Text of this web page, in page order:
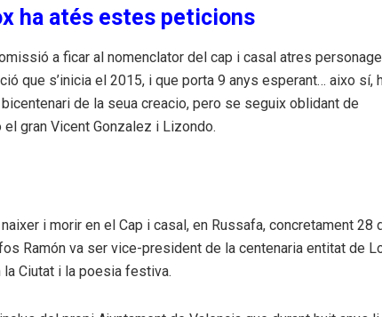
ha atés estes peticions
a ficar al nomenclator del cap i casal atres
que s’inicia el 2015, i que porta 9 anys esperant… aixo sí,
de la seua creacio, pero se seguix oblidant de
gran Vicent Gonzalez i Lizondo.
i morir en el Cap i casal, en Russafa, concretament 28
Ramón va ser vice-president de la centenaria entitat de
la Ciutat i la poesia festiva.